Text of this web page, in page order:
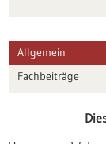
Allgemein
Fachbeiträge
Veranstaltungen